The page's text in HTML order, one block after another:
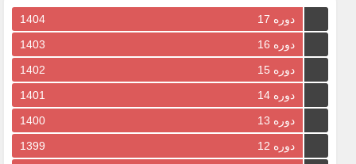
دوره 17
1404
دوره 16
1403
دوره 15
1402
دوره 14
1401
دوره 13
1400
دوره 12
1399